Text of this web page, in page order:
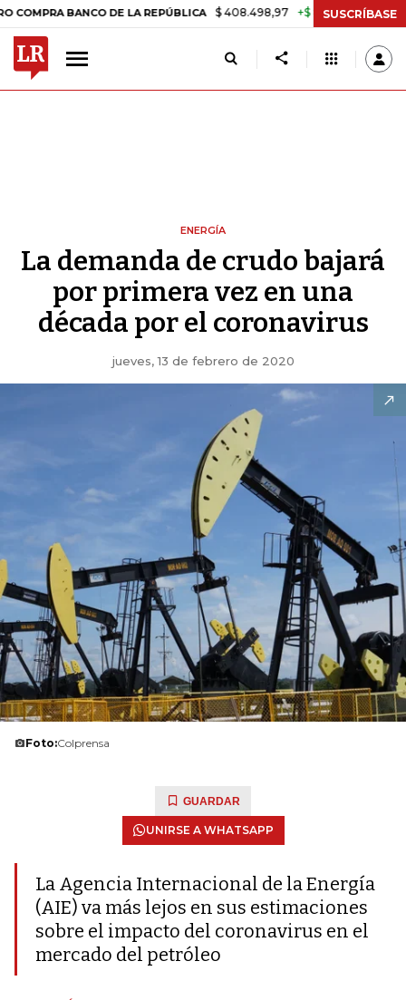
BANCO DE LA REPÚBLICA $ 408.498,97 +$ 8.753,81 +2,19%
SUSCRÍBASE
ENERGÍA
La demanda de crudo bajará
por primera vez en una
década por el coronavirus
jueves, 13 de febrero de 2020
Foto:Colprensa
GUARDAR
UNIRSE A WHATSAPP
La Agencia Internacional de la Energía
(AIE) va más lejos en sus estimaciones
sobre el impacto del coronavirus en el
mercado del petróleo